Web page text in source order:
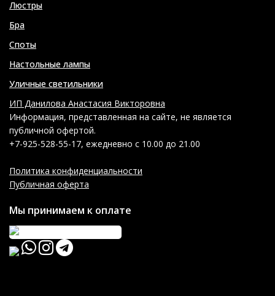
Люстры
Бра
Споты
Настольные лампы
Уличные светильники
ИП Данилова Анастасия Викторовна
Информация, представленная на сайте, не является
публичной офертой.
+7-925-528-55-17, ежедневно с 10.00 до 21.00
Политика конфиденциальности
Публичная оферта
Мы принимаем к оплате